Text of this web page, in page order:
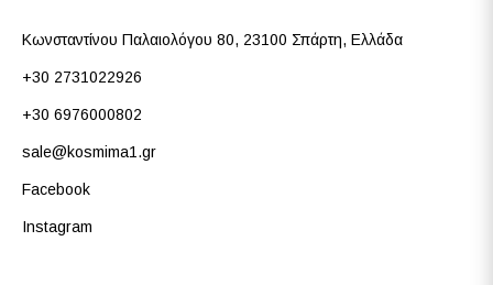
Κωνσταντίνου Παλαιολόγου 80, 23100 Σπάρτη, Ελλάδα
+30 2731022926
+30 6976000802
sale@kosmima1.gr
Facebook
Instagram